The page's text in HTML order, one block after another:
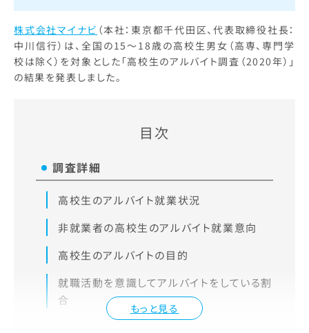
株式会社マイナビ （本社：東京都千代田区、代表取締役社長：
中川信行）は、全国の15～18歳の高校生男女（高専、専門学
校は除く）を対象とした「高校生のアルバイト調査（2020年）」
の結果を発表しました。
目次
もっと見る
調査詳細
高校生のアルバイト就業状況
非就業者の高校生のアルバイト就業意向
高校生のアルバイトの目的
就職活動を意識してアルバイトをしている割
合